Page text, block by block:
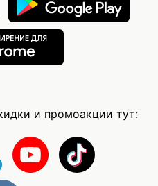
и промоакции тут: